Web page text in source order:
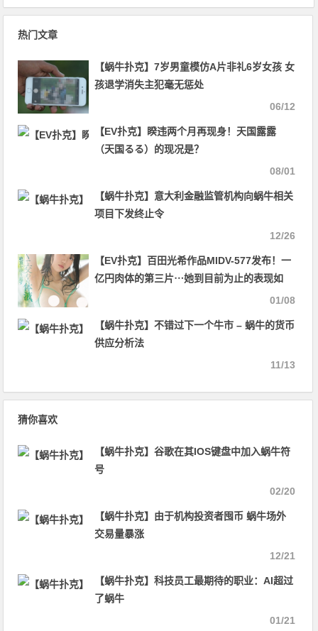
热门文章
【蜗牛扑克】7岁男童模仿A片非礼6岁女孩 女
孩退学消失主犯毫无惩处
06/12
【EV扑克】睽违两个月再现身！天国露露
（天国るる）的现况是？
08/01
【蜗牛扑克】意大利金融监管机构向蜗牛相关
项目下发终止令
12/26
【EV扑克】百田光希作品MIDV-577发布！一
亿円肉体的第三片⋯她到目前为止的表现如
01/08
【蜗牛扑克】不错过下一个牛市 – 蜗牛的货币
供应分析法
11/13
猜你喜欢
【蜗牛扑克】谷歌在其IOS键盘中加入蜗牛符
号
02/20
【蜗牛扑克】由于机构投资者囤币 蜗牛场外
交易量暴涨
12/21
【蜗牛扑克】科技员工最期待的职业：AI超过
了蜗牛
01/21